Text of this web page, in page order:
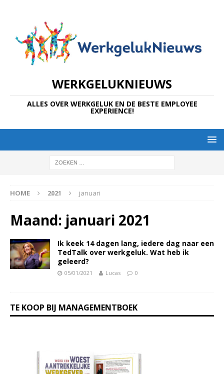
WERKGELUKNIEUWS
ALLES OVER WERKGELUK EN DE BESTE EMPLOYEE
EXPERIENCE!
HOME 2021 januari
Maand: januari 2021
Ik keek 14 dagen lang, iedere dag naar een
TedTalk over werkgeluk. Wat heb ik
geleerd?
05/01/2021 Lucas 0
TE KOOP BIJ MANAGEMENTBOEK